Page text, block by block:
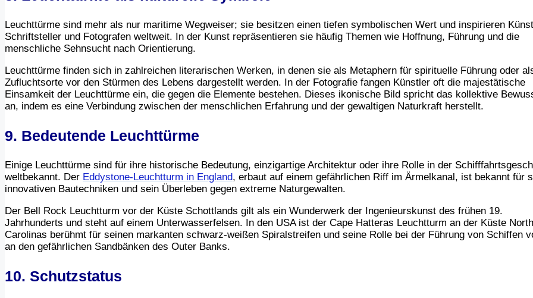
Leuchttürme sind mehr als nur maritime Wegweiser; sie besitzen einen tiefen symbolischen Wert und inspirieren
Schriftsteller und Fotografen weltweit. In der Kunst repräsentieren sie häufig Themen wie Hoffnung, Führung und die
menschliche Sehnsucht nach Orientierung.
Leuchttürme finden sich in zahlreichen literarischen Werken, in denen sie als Metaphern für spirituelle Führung oder
Zufluchtsorte vor den Stürmen des Lebens dargestellt werden. In der Fotografie fangen Künstler oft die majestätische
Einsamkeit der Leuchttürme ein, die gegen die Elemente bestehen. Dieses ikonische Bild spricht das kollektive
an, indem es eine Verbindung zwischen der menschlichen Erfahrung und der gewaltigen Naturkraft herstellt.
9. Bedeutende Leuchttürme
Einige Leuchttürme sind für ihre historische Bedeutung, einzigartige Architektur oder ihre Rolle in der
weltbekannt. Der Eddystone-Leuchtturm in England, erbaut auf einem gefährlichen Riff im Ärmelkanal, ist bekannt für
innovativen Bautechniken und sein Überleben gegen extreme Naturgewalten.
Der Bell Rock Leuchtturm vor der Küste Schottlands gilt als ein Wunderwerk der Ingenieurskunst des frühen 19.
Jahrhunderts und steht auf einem Unterwasserfelsen. In den USA ist der Cape Hatteras Leuchtturm an der Küste North
Carolinas berühmt für seinen markanten schwarz-weißen Spiralstreifen und seine Rolle bei der Führung von Schiffen
an den gefährlichen Sandbänken des Outer Banks.
10. Schutzstatus